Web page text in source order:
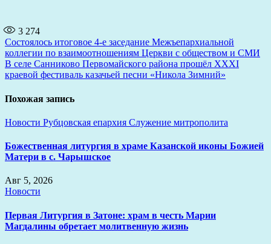
3 274
Навигация
по
записям
Состоялось итоговое 4-е заседание Межъепархиальной
коллегии по взаимоотношениям Церкви с обществом и СМИ
В селе Санниково Первомайского района прошёл XXXI
краевой фестиваль казачьей песни «Никола Зимний»
Похожая запись
Новости Рубцовская епархия Служение митрополита
Божественная литургия в храме Казанской иконы Божией
Матери в с. Чарышское
Авг 5, 2026
Новости
Первая Литургия в Затоне: храм в честь Марии
Магдалины обретает молитвенную жизнь